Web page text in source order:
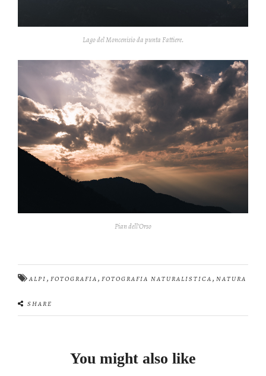
Lago del Moncenisio da punta Fattiere.
Pian dell’Orso
ALPI , FOTOGRAFIA , FOTOGRAFIA NATURALISTICA , NATURA
SHARE
You might also like